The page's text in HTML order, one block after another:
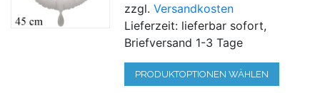
zzgl.Versandkosten
Lieferzeit: lieferbar sofort,
Briefversand 1-3 Tage
PRODUKTOPTIONEN WÄHLEN